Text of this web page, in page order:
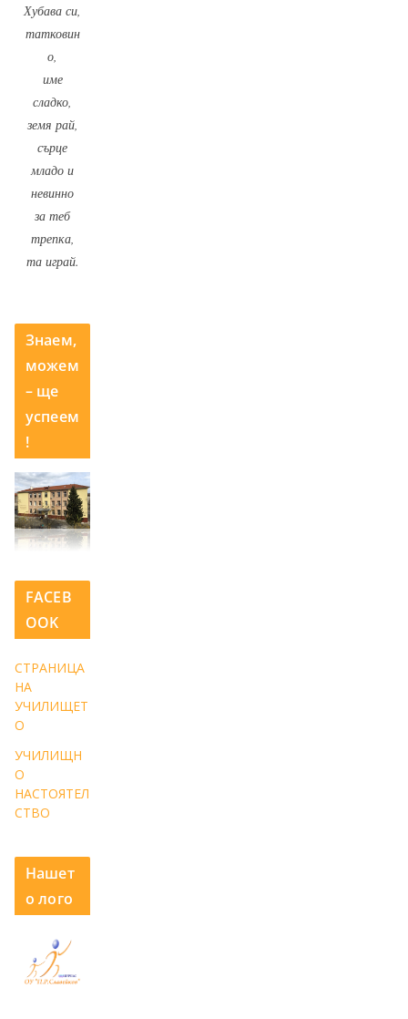
Хубава си,
татковин
о,
име
сладко,
земя рай,
сърце
младо и
невинно
за теб
трепка,
та играй.
Знаем,
можем
– ще
успеем
!
FACEB
OOK
СТРАНИЦА
НА
УЧИЛИЩЕТ
О
УЧИЛИЩН
О
НАСТОЯТЕЛ
СТВО
Нашет
о лого